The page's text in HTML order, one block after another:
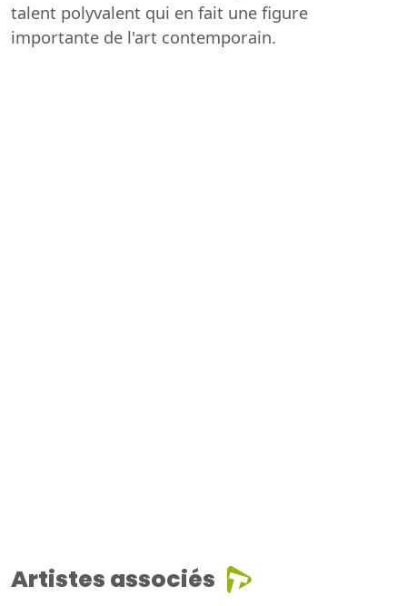
talent polyvalent qui en fait une figure
importante de l'art contemporain.
Artistes associés